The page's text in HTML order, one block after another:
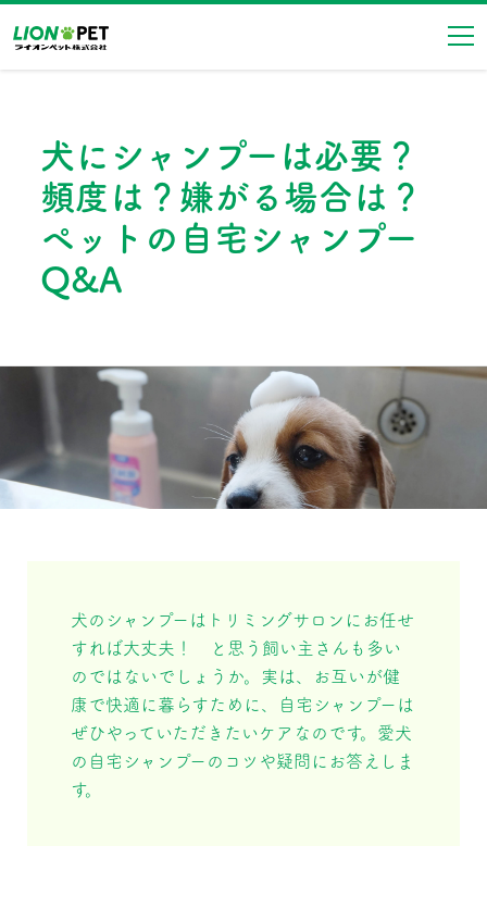
ナ
犬にシャンプーは必要？
頻度は？嫌がる場合は？
ペットの自宅シャンプー
Q&A
犬のシャンプーはトリミングサロンにお任せ
すれば大丈夫！ と思う飼い主さんも多い
のではないでしょうか。実は、お互いが健
康で快適に暮らすために、自宅シャンプーは
ぜひやっていただきたいケアなのです。愛犬
の自宅シャンプーのコツや疑問にお答えしま
す。